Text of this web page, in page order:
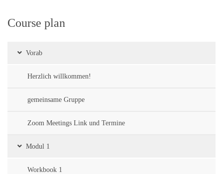
Course plan
Vorab
Herzlich willkommen!
gemeinsame Gruppe
Zoom Meetings Link und Termine
Modul 1
Workbook 1